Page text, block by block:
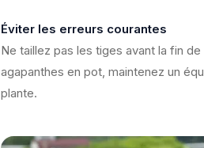
Éviter les erreurs courantes
Ne taillez pas les tiges avant la fin
agapanthes en pot, maintenez un
plante.